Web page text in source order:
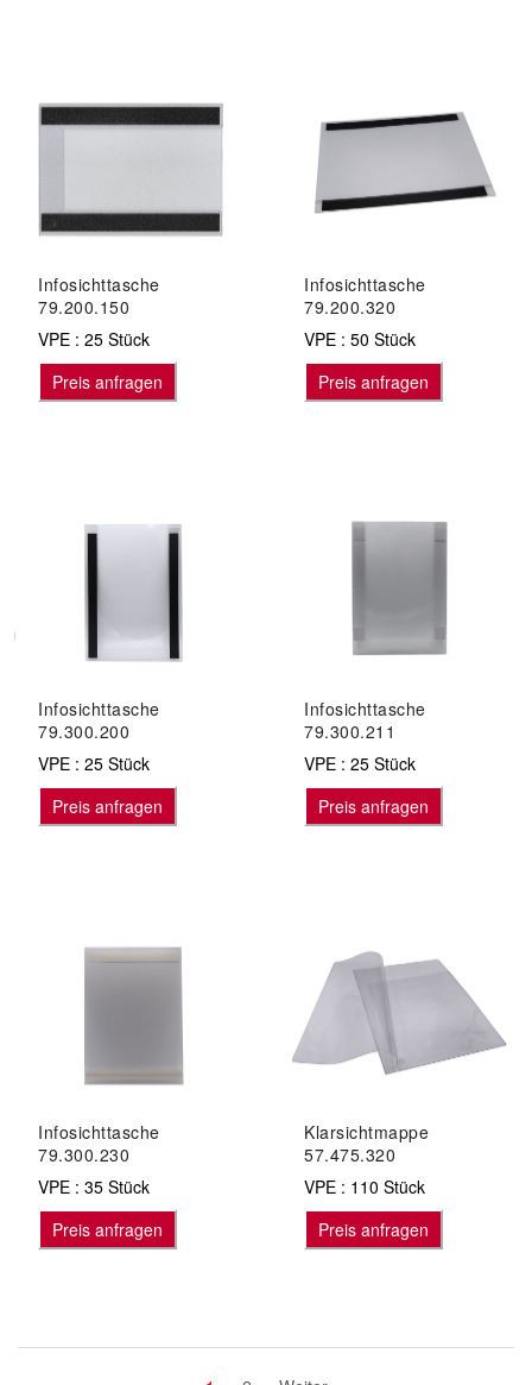
Infosichttasche
79.200.150
VPE : 25 Stück
Preis anfragen
Infosichttasche
79.200.320
VPE : 50 Stück
Preis anfragen
Infosichttasche
79.300.200
VPE : 25 Stück
Preis anfragen
Infosichttasche
79.300.211
VPE : 25 Stück
Preis anfragen
Infosichttasche
79.300.230
VPE : 35 Stück
Preis anfragen
Klarsichtmappe
57.475.320
VPE : 110 Stück
Preis anfragen